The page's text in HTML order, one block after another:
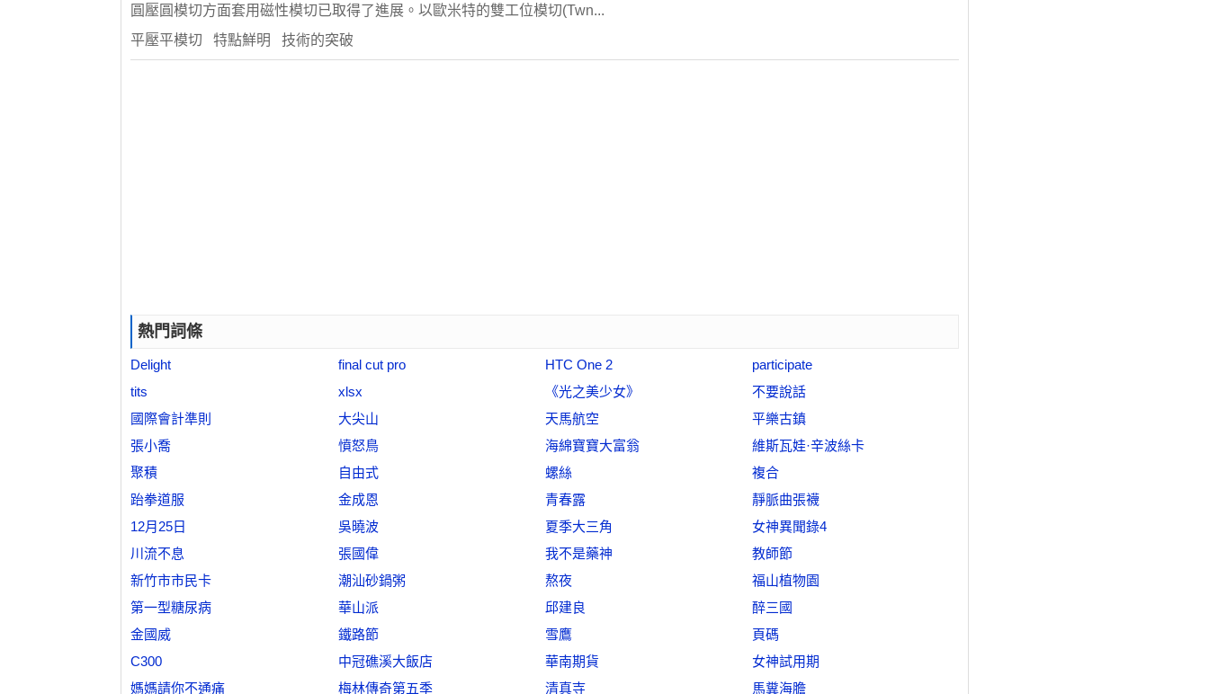
圓壓圓模切方面套用磁性模切已取得了進展。以歐米特的雙工位模切(Twn...
平壓平模切 特點鮮明 技術的突破
熱門詞條
Delight final cut pro HTC One 2
participate
tits
xlsx 《光之美少女》
不要說話
國際會計準則
大尖山 天馬航空
平樂古鎮
張小喬
憤怒鳥 海綿寶寶大富翁
維斯瓦娃·辛波絲卡
聚積
自由式 螺絲
複合
跆拳道服
金成恩 青春露
靜脈曲張襪
12月25日
吳曉波 夏季大三角
女神異聞錄4
川流不息
張國偉 我不是藥神
教師節
新竹市市民卡
潮汕砂鍋粥 熬夜
福山植物園
第一型糖尿病
華山派 邱建良
醉三國
金國威
鐵路節 雪鷹
頁碼
C300
中冠礁溪大飯店 華南期貨
女神試用期
媽媽請你不通痛
梅林傳奇第五季 清真寺 馬糞海膽